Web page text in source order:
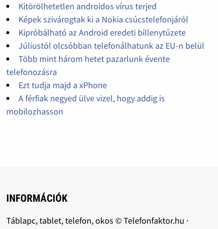
Kitörölhetetlen androidos vírus terjed
Képek szivárogtak ki a Nokia csúcstelefonjáról
Kipróbálható az Android eredeti billenytűzete
Júliustól olcsóbban telefonálhatunk az EU-n belül
Több mint három hetet pazarlunk évente
telefonozásra
Ezt tudja majd a xPhone
A férfiak negyed ülve vizel, hogy addig is
mobilozhasson
INFORMÁCIÓK
Táblapc, tablet, telefon, okos © Telefonfaktor.hu ·